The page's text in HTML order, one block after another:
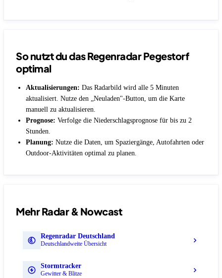
So nutzt du das Regenradar Pegestorf
optimal
Aktualisierungen: Das Radarbild wird alle 5 Minuten
aktualisiert. Nutze den „Neuladen"-Button, um die Karte
manuell zu aktualisieren.
Prognose: Verfolge die Niederschlagsprognose für bis zu 2
Stunden.
Planung: Nutze die Daten, um Spaziergänge, Autofahrten oder
Outdoor-Aktivitäten optimal zu planen.
Mehr Radar & Nowcast
Regenradar Deutschland
Deutschlandweite Übersicht
Stormtracker
Gewitter & Blitze